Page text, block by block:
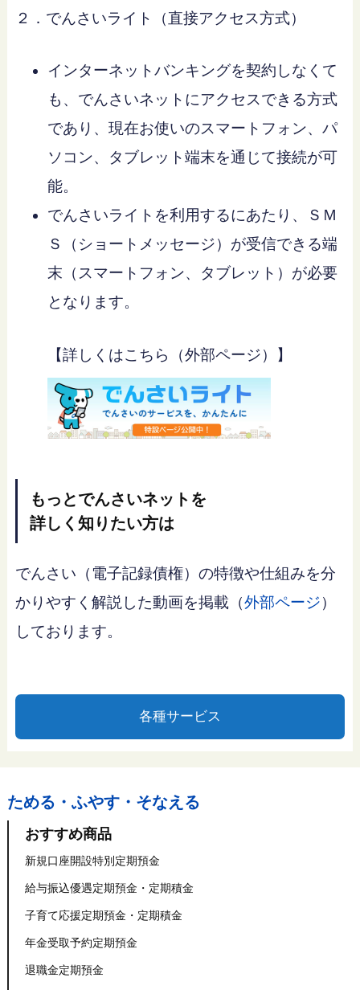
２．でんさいライト（直接アクセス方式）
インターネットバンキングを契約しなくて
も、でんさいネットにアクセスできる方式
であり、現在お使いのスマートフォン、パ
ソコン、タブレット端末を通じて接続が可
能。
でんさいライトを利用するにあたり、ＳＭ
Ｓ（ショートメッセージ）が受信できる端
末（スマートフォン、タブレット）が必要
となります。
【詳しくはこちら（外部ページ）】
もっとでんさいネットを
詳しく知りたい方は
でんさい（電子記録債権）の特徴や仕組みを分
かりやすく解説した動画を掲載（外部ページ）
しております。
各種サービス
ためる・ふやす・そなえる
おすすめ商品
新規口座開設特別定期預金
給与振込優遇定期預金・定期積金
子育て応援定期預金・定期積金
年金受取予約定期預金
退職金定期預金